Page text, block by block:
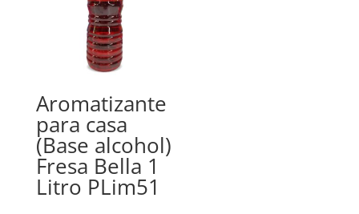
Aromatizante
para casa
(Base alcohol)
Fresa Bella 1
Litro PLim51